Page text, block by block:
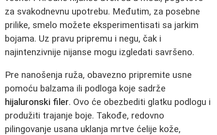
za svakodnevnu upotrebu. Međutim, za posebne
prilike, smelo možete eksperimentisati sa jarkim
bojama. Uz pravu pripremu i negu, čak i
najintenzivnije nijanse mogu izgledati savršeno.
Pre nanošenja ruža, obavezno pripremite usne
pomoću balzama ili podloga koje sadrže
hijaluronski filer. Ovo će obezbediti glatku podlogu i
produžiti trajanje boje. Takođe, redovno
pilingovanje usana uklanja mrtve ćelije kože,